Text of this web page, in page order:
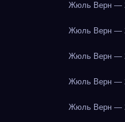
Жюль Верн —
Жюль Верн —
Жюль Верн —
Жюль Верн —
Жюль Верн —